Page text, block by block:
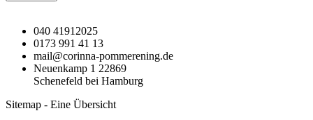
040 41912025
0173 991 41 13
mail@corinna-pommerening.de
Neuenkamp 1 22869
Schenefeld bei Hamburg
Sitemap - Eine Übersicht